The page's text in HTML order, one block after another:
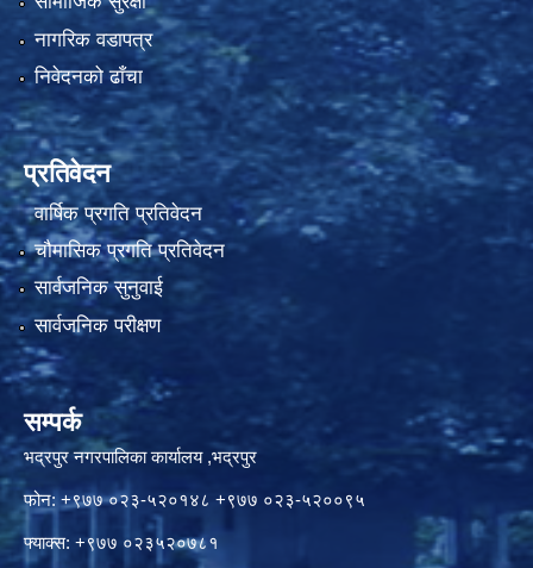
नागरिक वडापत्र
निवेदनको ढाँचा
प्रतिवेदन
वार्षिक प्रगति प्रतिवेदन
चौमासिक प्रगति प्रतिवेदन
सार्वजनिक सुनुवाई
सार्वजनिक परीक्षण
सम्पर्क
भद्रपुर नगरपालिका कार्यालय ,भद्रपुर
फोन: +९७७ ०२३-५२०१४८ +९७७ ०२३-५२००९५
फ्याक्स: +९७७ ०२३५२०७८१